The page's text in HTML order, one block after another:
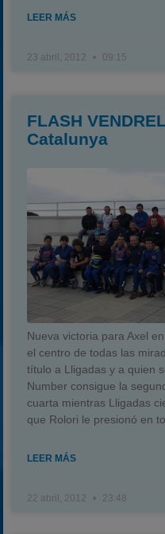
LEER MÁS
23 abril, 2012 09:15
FLASH
Catalunya
Nueva victoria para Axel
el centro de todas las
título a Lligadas y a quien
Number consigue la
cuarta mientras Lligadas
que Rolori le presionó en
LEER MÁS
22 abril, 2012 23:48